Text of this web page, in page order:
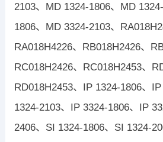
2103、MD 1324-1806、MD
1806、MD 3324-2103、
RA018H4226、RB018H2426、
RC018H2426、RC018H2453、
RD018H2453、IP 1324-1806、
1324-2103、IP 3324-1806、IP
2406、SI 1324-1806、SI 1324-